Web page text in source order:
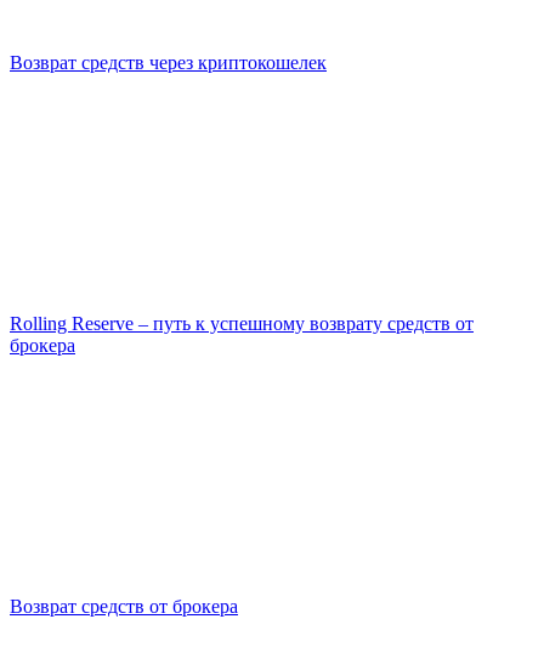
Возврат средств через криптокошелек
Rolling Reserve – путь к успешному возврату средств от
брокера
Возврат средств от брокера